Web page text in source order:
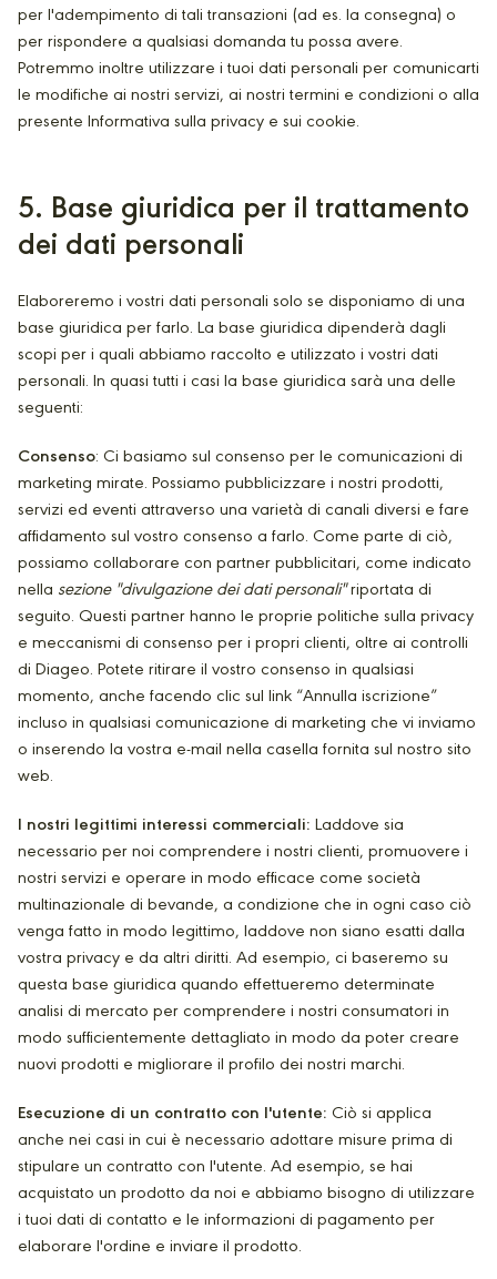
per l'adempimento di tali transazioni (ad es. la consegna) o
per rispondere a qualsiasi domanda tu possa avere.
Potremmo inoltre utilizzare i tuoi dati personali per comunicarti
le modifiche ai nostri servizi, ai nostri termini e condizioni o alla
presente Informativa sulla privacy e sui cookie.
5. Base giuridica per il trattamento
dei dati personali
Elaboreremo i vostri dati personali solo se disponiamo di una
base giuridica per farlo. La base giuridica dipenderà dagli
scopi per i quali abbiamo raccolto e utilizzato i vostri dati
personali. In quasi tutti i casi la base giuridica sarà una delle
seguenti:
Consenso: Ci basiamo sul consenso per le comunicazioni di
marketing mirate. Possiamo pubblicizzare i nostri prodotti,
servizi ed eventi attraverso una varietà di canali diversi e fare
affidamento sul vostro consenso a farlo. Come parte di ciò,
possiamo collaborare con partner pubblicitari, come indicato
nella sezione "divulgazione dei dati personali"riportata di
seguito. Questi partner hanno le proprie politiche sulla privacy
e meccanismi di consenso per i propri clienti, oltre ai controlli
di Diageo. Potete ritirare il vostro consenso in qualsiasi
momento, anche facendo clic sul link “Annulla iscrizione”
incluso in qualsiasi comunicazione di marketing che vi inviamo
o inserendo la vostra e-mail nella casella fornita sul nostro sito
web.
I nostri legittimi interessi commerciali: Laddove sia
necessario per noi comprendere i nostri clienti, promuovere i
nostri servizi e operare in modo efficace come società
multinazionale di bevande, a condizione che in ogni caso ciò
venga fatto in modo legittimo, laddove non siano esatti dalla
vostra privacy e da altri diritti. Ad esempio, ci baseremo su
questa base giuridica quando effettueremo determinate
analisi di mercato per comprendere i nostri consumatori in
modo sufficientemente dettagliato in modo da poter creare
nuovi prodotti e migliorare il profilo dei nostri marchi.
Esecuzione di un contratto con l'utente: Ciò si applica
anche nei casi in cui è necessario adottare misure prima di
stipulare un contratto con l'utente. Ad esempio, se hai
acquistato un prodotto da noi e abbiamo bisogno di utilizzare
i tuoi dati di contatto e le informazioni di pagamento per
elaborare l'ordine e inviare il prodotto.